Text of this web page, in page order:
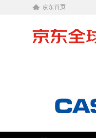
京东首页